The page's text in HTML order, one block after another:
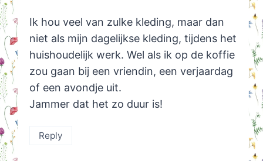
Ik hou veel van zulke kleding, maar dan
niet als mijn dagelijkse kleding, tijdens het
huishoudelijk werk. Wel als ik op de koffie
zou gaan bij een vriendin, een verjaardag
of een avondje uit.
Jammer dat het zo duur is!
Reply